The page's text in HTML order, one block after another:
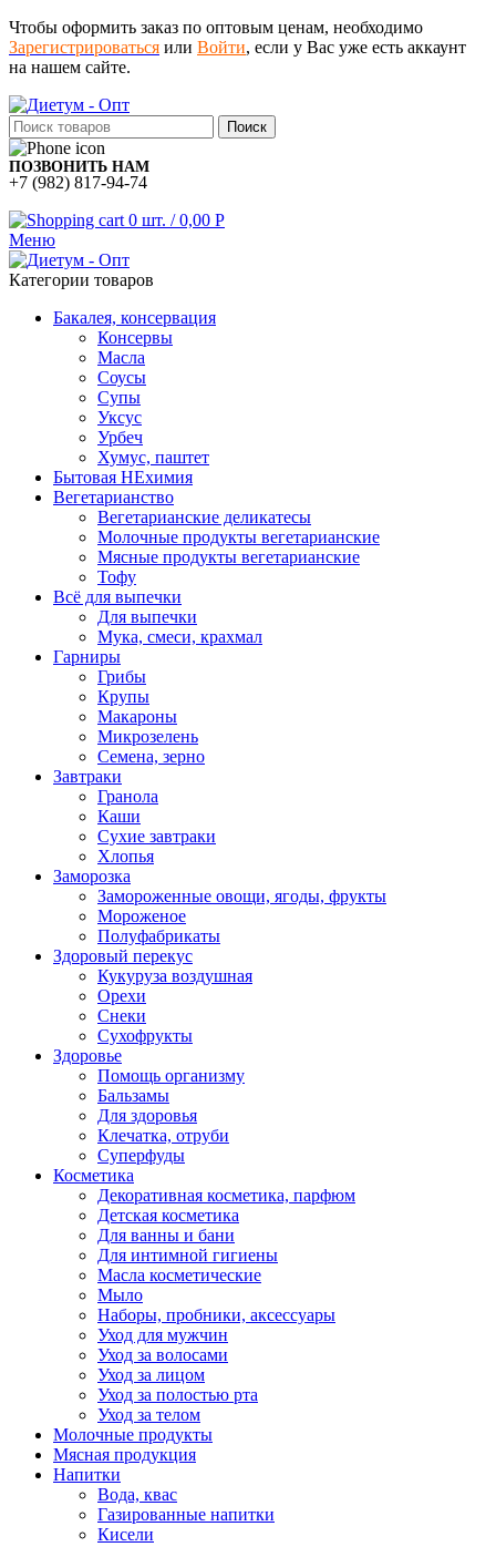
Чтобы оформить заказ по оптовым ценам, необходимо
Зарегистрироваться или Войти, если у Вас уже есть аккаунт
на нашем сайте.
Поиск
ПОЗВОНИТЬ НАМ
+7 (982) 817-94-74
0 шт. / 0,00 Р
Меню
Категории товаров
Бакалея, консервация
Консервы
Масла
Соусы
Супы
Уксус
Урбеч
Хумус, паштет
Бытовая НЕхимия
Вегетарианство
Вегетарианские деликатесы
Молочные продукты вегетарианские
Мясные продукты вегетарианские
Тофу
Всё для выпечки
Для выпечки
Мука, смеси, крахмал
Гарниры
Грибы
Крупы
Макароны
Микрозелень
Семена, зерно
Завтраки
Гранола
Каши
Сухие завтраки
Хлопья
Заморозка
Замороженные овощи, ягоды, фрукты
Мороженое
Полуфабрикаты
Здоровый перекус
Кукуруза воздушная
Орехи
Снеки
Сухофрукты
Здоровье
Помощь организму
Бальзамы
Для здоровья
Клечатка, отруби
Суперфуды
Косметика
Декоративная косметика, парфюм
Детская косметика
Для ванны и бани
Для интимной гигиены
Масла косметические
Мыло
Наборы, пробники, аксессуары
Уход для мужчин
Уход за волосами
Уход за лицом
Уход за полостью рта
Уход за телом
Молочные продукты
Мясная продукция
Напитки
Вода, квас
Газированные напитки
Кисели